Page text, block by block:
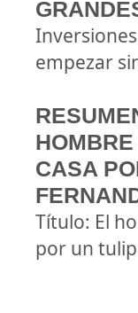
empezar
CASA
Título: El
por un